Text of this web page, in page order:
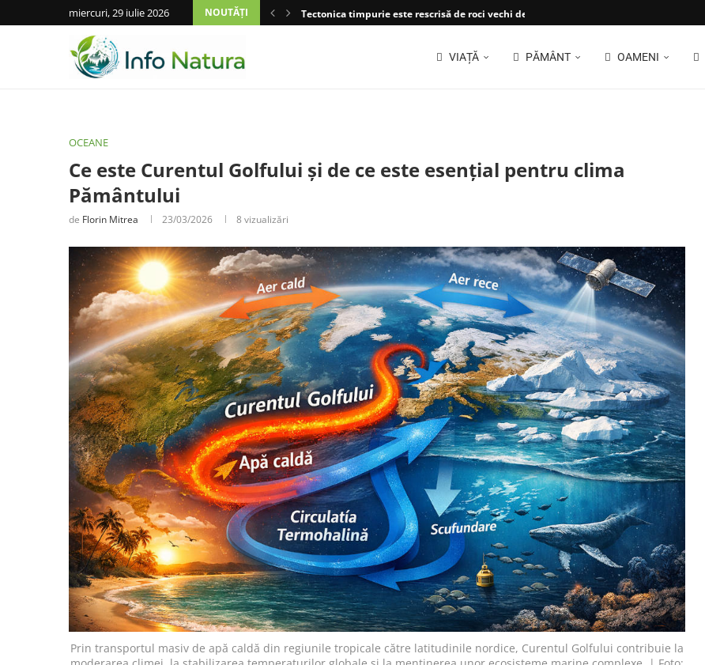
miercuri, 29 iulie 2026 NOUTĂȚI Tectonica timpurie este rescrisă de roci vechi de...
VIAȚĂ PĂMÂNT OAMENI
OCEANE
Ce este Curentul Golfului și de ce este esențial pentru clima
Pământului
de Florin Mitrea 23/03/2026 8vizualizări
Prin transportul masiv de apă caldă din regiunile tropicale către latitudinile nordice, Curentul Golfului contribuie la